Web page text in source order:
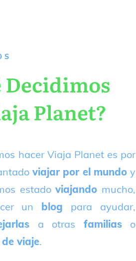
Decidimos
Planet?
hacer Viaja Planet es por
viajar por el mundo y
estadoviajando mucho,
un blog para ayudar,
a otras familiaso
viaje.